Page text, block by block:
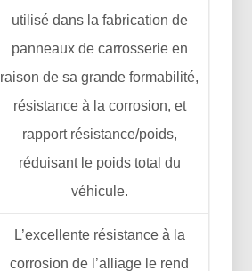
utilisé dans la fabrication de
panneaux de carrosserie en
raison de sa grande formabilité,
résistance à la corrosion, et
rapport résistance/poids,
réduisant le poids total du
véhicule.
L’excellente résistance à la
corrosion de l’alliage le rend